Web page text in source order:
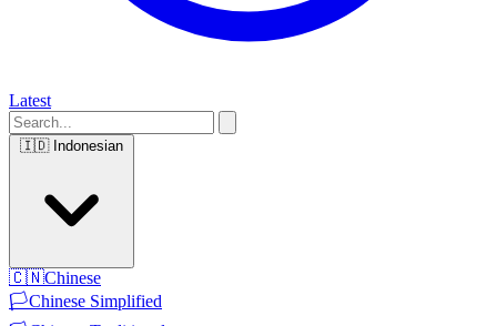
Latest
🇮🇩 Indonesian
🇨🇳Chinese
🏳️Chinese Simplified